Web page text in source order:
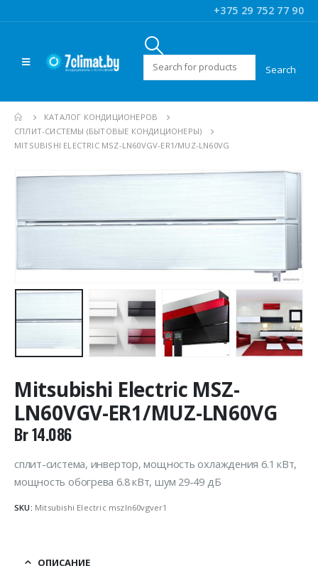
+375 29 752 77 90
Искать:
КАТАЛОГ КОНДИЦИОНЕРОВ
CПЛИТ-СИСТЕМЫ (БЫТОВЫЕ КОНДИЦИОНЕРЫ)
MITSUBISHI ELECTRIC MSZ-LN60VGV-ER1/MUZ-LN60VG
Mitsubishi Electric MSZ-
LN60VGV-ER1/MUZ-LN60VG
Br14.086
сплит-система, инвертор, мощность охлаждения 6.1 кВт,
мощность обогрева 6.8 кВт, шум 29-49 дБ
SKU: Mitsubishi Electric mszln60vgver1
ОПИСАНИЕ